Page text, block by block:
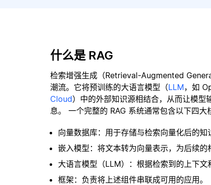
什么是 RAG
检索增强生成（Retrieval-Augmented
潮流。它将预训练的大语言模型（LLM，如
Cloud）中的外部知识源相结合，从而让模
息。 一个完整的 RAG 系统通常包含以下四大
向量数据库：用于存储与检索向量化后的知
嵌入模型：将文本转为向量表示，为后续的
大语言模型（LLM）：根据检索到的上下文
框架：负责将上述组件串联成可用的应用。